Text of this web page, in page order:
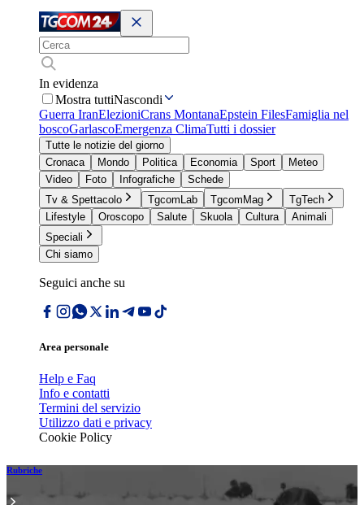
In evidenza
Mostra tuttiNascondi
Guerra IranElezioniCrans MontanaEpstein FilesFamiglia nel
boscoGarlascoEmergenza ClimaTutti i dossier
Tutte le notizie del giorno
Cronaca
Mondo Politica Economia Sport
Meteo
Video
Foto Infografiche
Schede
Tv & Spettacolo
TgcomLab TgcomMag
TgTech
Lifestyle
Oroscopo Salute Skuola Cultura
Animali
Speciali
Chi siamo
Seguici anche su
Area personale
Help e Faq
Info e contatti
Termini del servizio
Utilizzo dati e privacy
Cookie Policy
Rubriche